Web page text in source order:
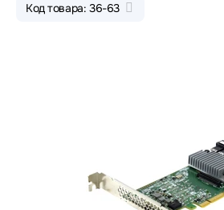
Код товара: 36-63